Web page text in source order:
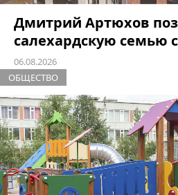
Дмитрий Артюхов
салехардскую семью
06.08.2026
ОБЩЕСТВО